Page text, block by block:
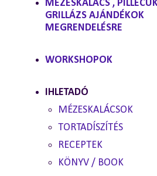
MÉZESKALÁCS ,
GRILLÁZS AJÁNDÉKOK
MEGRENDELÉSRE
WORKSHOPOK
IHLETADÓ
MÉZESKALÁCSOK
TORTADÍSZÍTÉS
RECEPTEK
KÖNYV / BOOK